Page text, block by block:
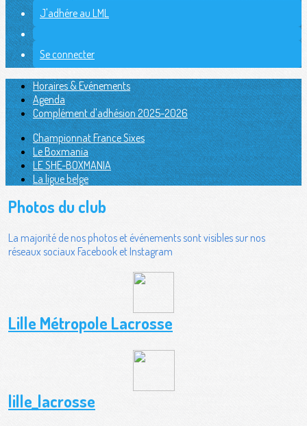
J'adhére au LML
Se connecter
Horaires & Evénements
Agenda
Complément d'adhésion 2025-2026
Championnat France Sixes
Le Boxmania
LE SHE-BOXMANIA
La ligue belge
Photos du club
La majorité de nos photos et événements sont visibles sur nos
réseaux sociaux Facebook et Instagram
Lille Métropole Lacrosse
lille_lacrosse